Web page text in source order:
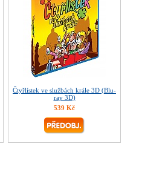
Čtyřlístek ve službách krále 3D (Blu-
ray 3D)
539 Kč